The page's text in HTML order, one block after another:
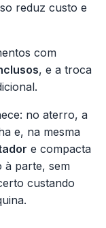
reduz custo e
com
, e a troca
no aterro, a
e, na mesma
e compacta
à parte, sem
custando